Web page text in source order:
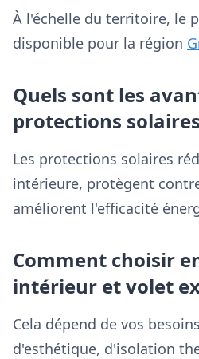
À l'échelle du territoire, le
disponible pour la région
Quels sont les
protections
Les protections solaires
intérieure, protègent
améliorent l'efficacité
Comment choisir
intérieur et volet
Cela dépend de vos
d'esthétique, d'isolation